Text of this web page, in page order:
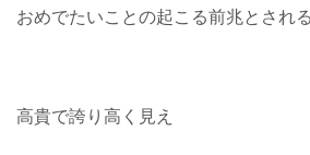
おめでたいことの起こる前兆とされ
高貴で誇り高く見え